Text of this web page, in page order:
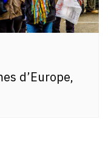
d’Europe,